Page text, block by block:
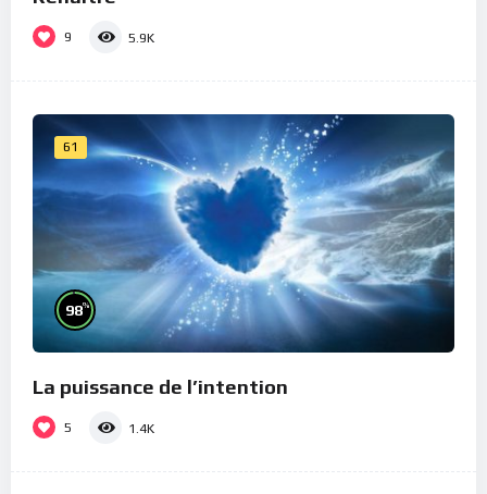
9 5.9K
61
98%
La puissance de l’intention
5 1.4K